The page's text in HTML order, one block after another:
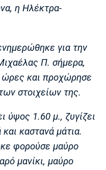
Γιουβέντους
Μπάγερν
η Ηλέκτρα-
για την
Π. σήμερα,
ώρες και προχώρησε
στοιχείων της.
ύψος 1.60 μ., ζυγίζει
καστανά μάτια.
φορούσε μαύρο
μανίκι, μαύρο